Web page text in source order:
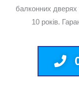
балконних дверях
10 років.